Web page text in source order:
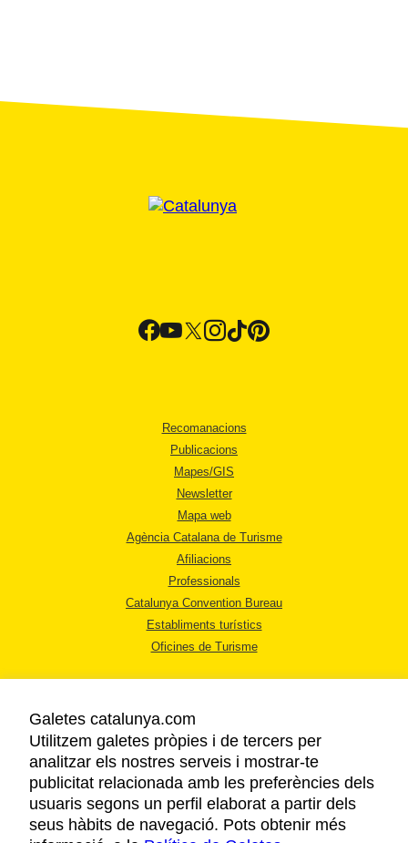
Recomanacions
Publicacions
Mapes/GIS
Newsletter
Mapa web
Agència Catalana de Turisme
Afiliacions
Professionals
Catalunya Convention Bureau
Establiments turístics
Oficines de Turisme
AVÍS LEGAL
POLÍTICA DE PRIVACITAT
COOKIES
Galetes catalunya.com
Utilitzem galetes pròpies i de tercers per
analitzar els nostres serveis i mostrar-te
publicitat relacionada amb les preferències dels
usuaris segons un perfil elaborat a partir dels
seus hàbits de navegació. Pots obtenir més